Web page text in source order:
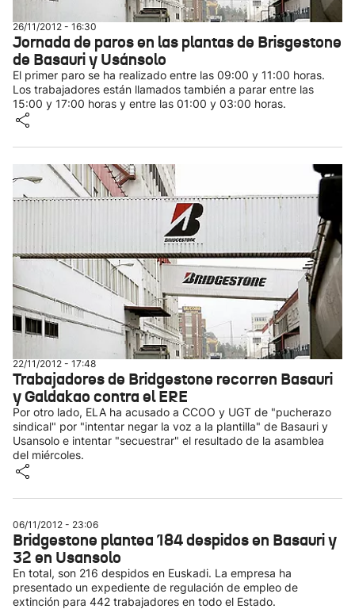
26/11/2012 - 16:30
Jornada de paros en las plantas de Brisgestone
de Basauri y Usánsolo
El primer paro se ha realizado entre las 09:00 y 11:00 horas.
Los trabajadores están llamados también a parar entre las
15:00 y 17:00 horas y entre las 01:00 y 03:00 horas.
22/11/2012 - 17:48
Trabajadores de Bridgestone recorren Basauri
y Galdakao contra el ERE
Por otro lado, ELA ha acusado a CCOO y UGT de "pucherazo
sindical" por "intentar negar la voz a la plantilla" de Basauri y
Usansolo e intentar "secuestrar" el resultado de la asamblea
del miércoles.
06/11/2012 - 23:06
Bridgestone plantea 184 despidos en Basauri y
32 en Usansolo
En total, son 216 despidos en Euskadi. La empresa ha
presentado un expediente de regulación de empleo de
extinción para 442 trabajadores en todo el Estado.